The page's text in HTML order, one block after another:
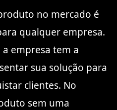
no mercado é
qualquer empresa.
empresa tem a
sua solução para
clientes. No
sem uma